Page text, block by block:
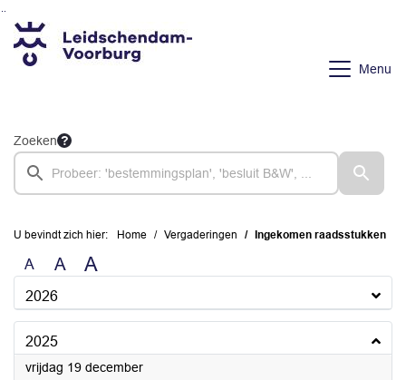
Ga naar de inhoud van deze pagina
Ga naar het zoeken
Ga naar het menu
Menu
Zoeken
U bevindt zich hier: Home Vergaderingen Ingekomen raadsstukken
A A A
2026
2025
vrijdag 19 december2025